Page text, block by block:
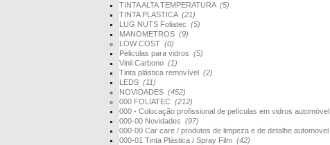
TINTA ALTA TEMPERATURA (5)
TINTA PLASTICA (21)
LUG NUTS Foliatec (5)
MANOMETROS (9)
LOW COST (0)
Peliculas para vidros (5)
Vinil Carbono (1)
Tinta plástica removível (2)
LEDS (11)
NOVIDADES (452)
000 FOLIATEC (212)
000 - Colocação profissional de películas em vidros automóvel
000-00 Novidades (97)
000-00 Car care / produtos de limpeza e de detalhe automovel
000-01 Tinta Plástica / Spray Film (42)